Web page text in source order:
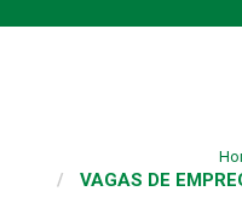
VAGAS DE